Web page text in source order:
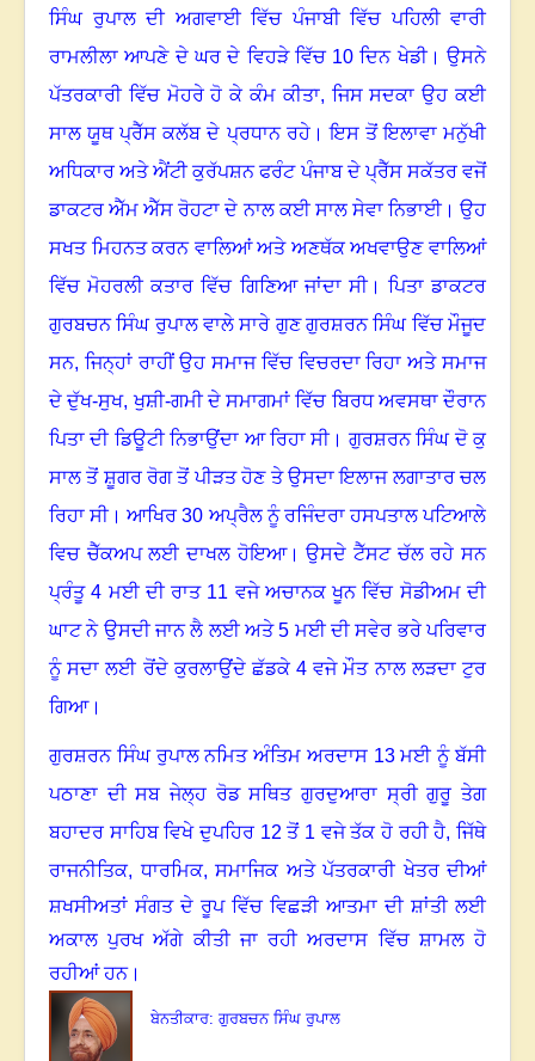
ਸਿੰਘ ਰੁਪਾਲ ਦੀ ਅਗਵਾਈ ਵਿੱਚ ਪੰਜਾਬੀ ਵਿੱਚ ਪਹਿਲੀ ਵਾਰੀ
ਰਾਮਲੀਲਾ ਆਪਣੇ ਦੇ ਘਰ ਦੇ ਵਿਹੜੇ ਵਿੱਚ 10 ਦਿਨ ਖੇਡੀ। ਉਸਨੇ
ਪੱਤਰਕਾਰੀ ਵਿੱਚ ਮੋਹਰੇ ਹੋ ਕੇ ਕੰਮ ਕੀਤਾ, ਜਿਸ ਸਦਕਾ ਉਹ ਕਈ
ਸਾਲ ਯੂਥ ਪ੍ਰੈੱਸ ਕਲੱਬ ਦੇ ਪ੍ਰਧਾਨ ਰਹੇ। ਇਸ ਤੋਂ ਇਲਾਵਾ ਮਨੁੱਖੀ
ਅਧਿਕਾਰ ਅਤੇ ਐਂਟੀ ਕੁਰੱਪਸ਼ਨ ਫਰੰਟ ਪੰਜਾਬ ਦੇ ਪ੍ਰੈੱਸ ਸਕੱਤਰ ਵਜੋਂ
ਡਾਕਟਰ ਐੱਮ ਐੱਸ ਰੋਹਟਾ ਦੇ ਨਾਲ ਕਈ ਸਾਲ ਸੇਵਾ ਨਿਭਾਈ। ਉਹ
ਸਖਤ ਮਿਹਨਤ ਕਰਨ ਵਾਲਿਆਂ ਅਤੇ ਅਣਥੱਕ ਅਖਵਾਉਣ ਵਾਲਿਆਂ
ਵਿੱਚ ਮੋਹਰਲੀ ਕਤਾਰ ਵਿੱਚ ਗਿਣਿਆ ਜਾਂਦਾ ਸੀ। ਪਿਤਾ ਡਾਕਟਰ
ਗੁਰਬਚਨ ਸਿੰਘ ਰੁਪਾਲ ਵਾਲੇ ਸਾਰੇ ਗੁਣ ਗੁਰਸ਼ਰਨ ਸਿੰਘ ਵਿੱਚ ਮੌਜੂਦ
ਸਨ, ਜਿਨ੍ਹਾਂ ਰਾਹੀਂ ਉਹ ਸਮਾਜ ਵਿੱਚ ਵਿਚਰਦਾ ਰਿਹਾ ਅਤੇ ਸਮਾਜ
ਦੇ ਦੁੱਖ-ਸੁਖ,ਖੁਸ਼ੀ-ਗਮੀ ਦੇ ਸਮਾਗਮਾਂ ਵਿੱਚ ਬਿਰਧ ਅਵਸਥਾ ਦੌਰਾਨ
ਪਿਤਾ ਦੀ ਡਿਊਟੀ ਨਿਭਾਉਂਦਾ ਆ ਰਿਹਾ ਸੀ। ਗੁਰਸ਼ਰਨ ਸਿੰਘ ਦੋ ਕੁ
ਸਾਲ ਤੋਂ ਸ਼ੂਗਰ ਰੋਗ ਤੋਂ ਪੀੜਤ ਹੋਣ ਤੇ ਉਸਦਾ ਇਲਾਜ ਲਗਾਤਾਰ ਚਲ
ਰਿਹਾ ਸੀ। ਆਖਿਰ 30 ਅਪ੍ਰੈਲ ਨੂੰ ਰਜਿੰਦਰਾ ਹਸਪਤਾਲ ਪਟਿਆਲੇ
ਵਿਚ ਚੈੱਕਅਪ ਲਈ ਦਾਖਲ ਹੋਇਆ। ਉਸਦੇ ਟੈੱਸਟ ਚੱਲ ਰਹੇ ਸਨ
ਪ੍ਰੰਤੂ 4 ਮਈ ਦੀ ਰਾਤ 11 ਵਜੇ ਅਚਾਨਕ ਖੂਨ ਵਿੱਚ ਸੋਡੀਅਮ ਦੀ
ਘਾਟ ਨੇ ਉਸਦੀ ਜਾਨ ਲੈ ਲਈ ਅਤੇ 5 ਮਈ ਦੀ ਸਵੇਰ ਭਰੇ ਪਰਿਵਾਰ
ਨੂੰ ਸਦਾ ਲਈ ਰੋਂਦੇ ਕੁਰਲਾਉਂਦੇ ਛੱਡਕੇ 4 ਵਜੇ ਮੌਤ ਨਾਲ ਲੜਦਾ ਟੁਰ
ਗਿਆ।
ਗੁਰਸ਼ਰਨ ਸਿੰਘ ਰੁਪਾਲ ਨਮਿਤ ਅੰਤਿਮ ਅਰਦਾਸ 13 ਮਈ ਨੂੰ ਬੱਸੀ
ਪਠਾਣਾ ਦੀ ਸਬ ਜੇਲ੍ਹ ਰੋਡ ਸਥਿਤ ਗੁਰਦੁਆਰਾ ਸ੍ਰੀ ਗੁਰੂ ਤੇਗ
ਬਹਾਦਰ ਸਾਹਿਬ ਵਿਖੇ ਦੁਪਹਿਰ 12 ਤੋਂ 1 ਵਜੇ ਤੱਕ ਹੋ ਰਹੀ ਹੈ, ਜਿੱਥੇ
ਰਾਜਨੀਤਿਕ,ਧਾਰਮਿਕ, ਸਮਾਜਿਕ ਅਤੇ ਪੱਤਰਕਾਰੀ ਖੇਤਰ ਦੀਆਂ
ਸ਼ਖਸੀਅਤਾਂ ਸੰਗਤ ਦੇ ਰੂਪ ਵਿੱਚ ਵਿਛੜੀ ਆਤਮਾ ਦੀ ਸ਼ਾਂਤੀ ਲਈ
ਅਕਾਲ ਪੁਰਖ ਅੱਗੇ ਕੀਤੀ ਜਾ ਰਹੀ ਅਰਦਾਸ ਵਿੱਚ ਸ਼ਾਮਲ ਹੋ
ਰਹੀਆਂ ਹਨ।
ਬੇਨਤੀਕਾਰ: ਗੁਰਬਚਨ ਸਿੰਘ ਰੁਪਾਲ